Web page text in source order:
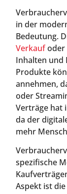
in der
Bedeutung.
Verkaufoder
Inhalten und
Produkte
annehmen,
oder
Verträge hat
da der
mehr
spezifische
Aspekt ist